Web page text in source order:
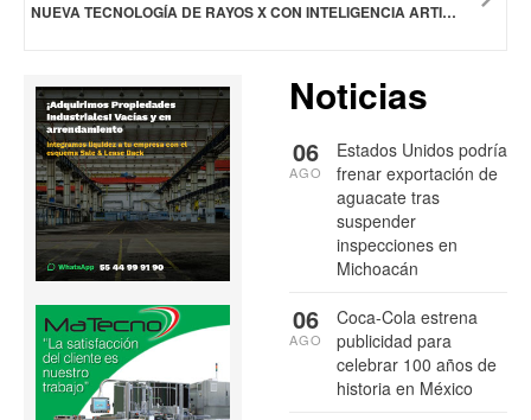
NUEVA TECNOLOGÍA DE RAYOS X CON INTELIGENCIA ARTIFICIAL MEJORA DETECCIÓN DE CONTAMINANTES DIFÍCILES EN ALIMENTOS ENVASADOS
Noticias
Estados Unidos podría
frenar exportación de
aguacate tras
suspender
inspecciones en
Michoacán
06
AGO
Coca-Cola estrena
publicidad para
celebrar 100 años de
historia en México
06
AGO